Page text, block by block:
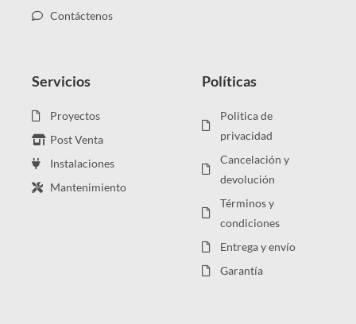
Contáctenos
Servicios
Proyectos
Post Venta
Instalaciones
Mantenimiento
Políticas
Politica de
privacidad
Cancelación y
devolución
Términos y
condiciones
Entrega y envío
Garantía